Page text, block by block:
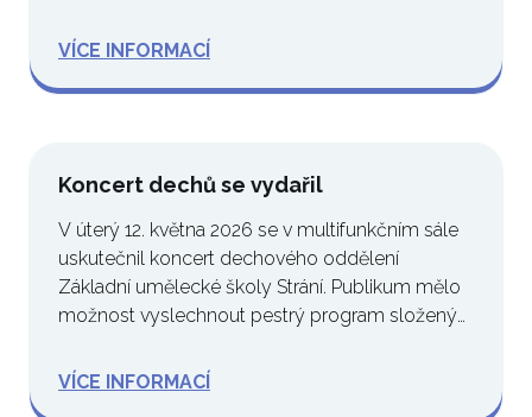
VÍCE INFORMACÍ
Koncert dechů se vydařil
V úterý 12. května 2026 se v multifunkčním sále
uskutečnil koncert dechového oddělení
Základní umělecké školy Strání. Publikum mělo
možnost vyslechnout pestrý program složený
VÍCE INFORMACÍ